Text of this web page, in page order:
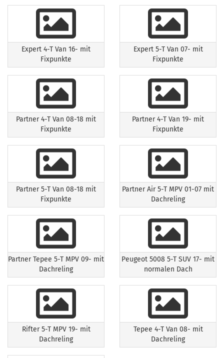
Expert 4-T Van 16- mit
Fixpunkte
Expert 5-T Van 07- mit
Fixpunkte
Partner 4-T Van 08-18 mit
Fixpunkte
Partner 4-T Van 19- mit
Fixpunkte
Partner 5-T Van 08-18 mit
Fixpunkte
Partner Air 5-T MPV 01-07 mit
Dachreling
Partner Tepee 5-T MPV 09- mit
Dachreling
Peugeot 5008 5-T SUV 17- mit
normalen Dach
Rifter 5-T MPV 19- mit
Dachreling
Tepee 4-T Van 08- mit
Dachreling